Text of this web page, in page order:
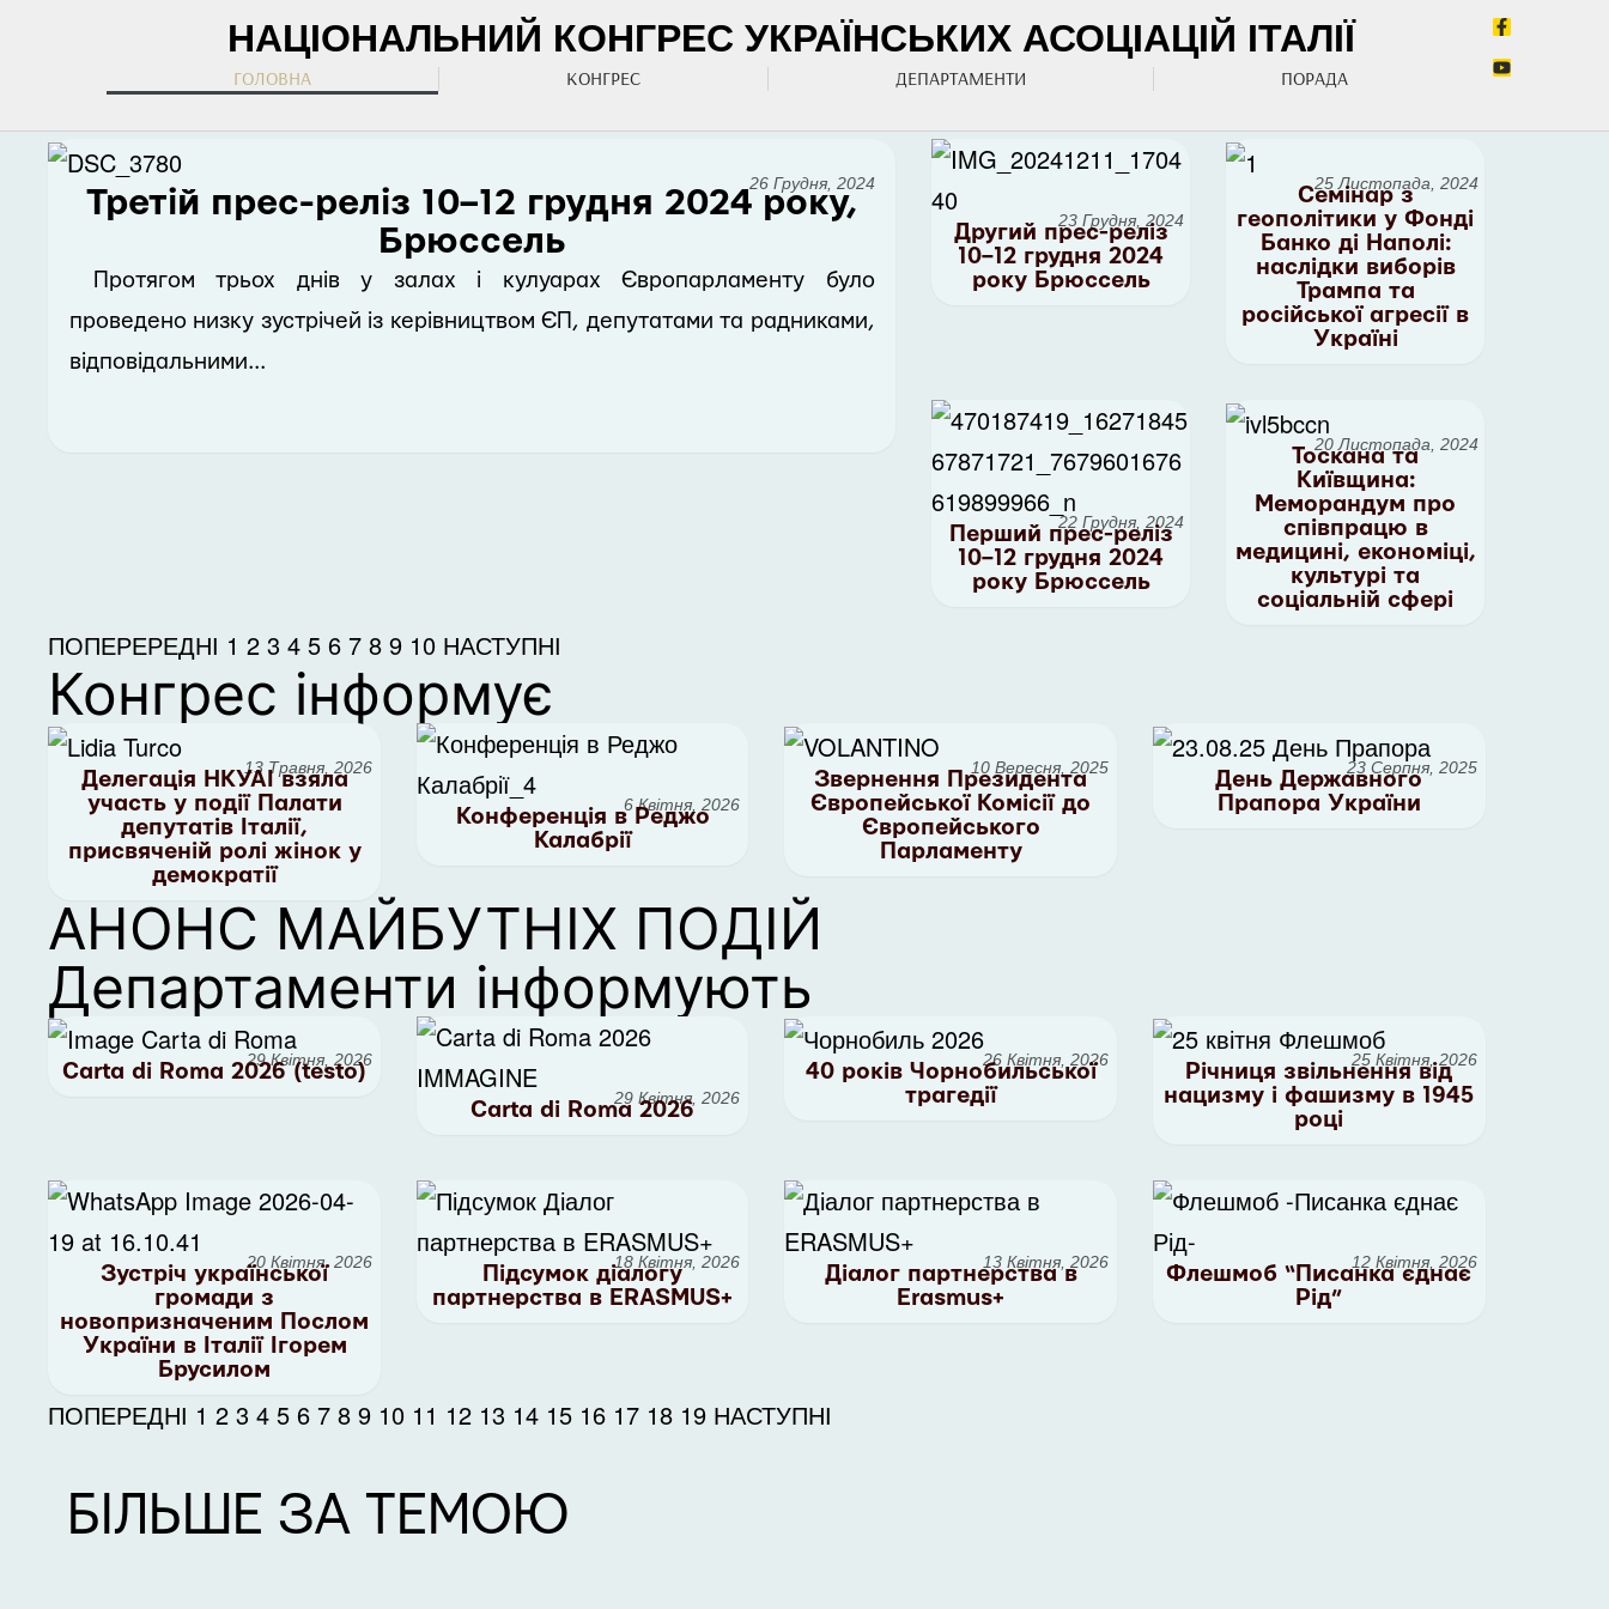
НАЦІОНАЛЬНИЙ КОНГРЕС УКРАЇНСЬКИХ АСОЦІАЦІЙ ІТАЛІЇ
ГОЛОВНА КОНГРЕС ДЕПАРТАМЕНТИ ПОРАДА
26 Грудня, 2024
Третій прес-реліз 10–12 грудня 2024 року,
Брюссель
Протягом трьох днів у залах і кулуарах Європарламенту було
проведено низку зустрічей із керівництвом ЄП, депутатами та радниками,
відповідальними...
23 Грудня, 2024
Другий прес-реліз
10–12 грудня 2024
року Брюссель
22 Грудня, 2024
Перший прес-реліз
10–12 грудня 2024
року Брюссель
25 Листопада, 2024
Семінар з
геополітики у Фонді
Банко ді Наполі:
наслідки виборів
Трампа та
російської агресії в
Україні
20 Листопада, 2024
Тоскана та
Київщина:
Меморандум про
співпрацю в
медицині, економіці,
культурі та
соціальній сфері
ПОПЕРЕРЕДНІ 1 2 3 4 5 6 7 8 9 10 НАСТУПНІ
Конгрес інформує
13 Травня, 2026
Делегація НКУАІ взяла
участь у події Палати
депутатів Італії,
присвяченій ролі жінок у
демократії
6 Квітня, 2026
Конференція в Реджо
Калабрії
10 Вересня, 2025
Звернення Президента
Європейської Комісії до
Європейського
Парламенту
23 Серпня, 2025
День Державного
Прапора України
АНОНС МАЙБУТНІХ ПОДІЙ
Департаменти інформують
29 Квітня, 2026
Carta di Roma 2026 (testo)
29 Квітня, 2026
Carta di Roma 2026
26 Квітня, 2026
40 років Чорнобильської
трагедії
25 Квітня, 2026
Річниця звільнення від
нацизму і фашизму в 1945
році
20 Квітня, 2026
Зустріч української
громади з
новопризначеним Послом
України в Італії Ігорем
Брусилом
18 Квітня, 2026
Підсумок діалогу
партнерства в ERASMUS+
13 Квітня, 2026
Діалог партнерства в
Erasmus+
12 Квітня, 2026
Флешмоб “Писанка єднає
Рід”
ПОПЕРЕДНІ 1 2 3 4 5 6 7 8 9 10 11 12 13 14 15 16 17 18 19 НАСТУПНІ
БІЛЬШЕ ЗА ТЕМОЮ